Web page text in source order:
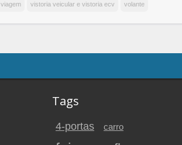
viagem vistoria veicular e vistoria ecv volante
Tags
4-portas carro